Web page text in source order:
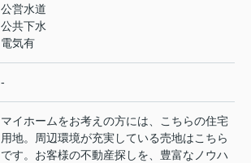
公営水道
公共下水
電気有
-
マイホームをお考えの方には、こちらの住宅
用地。周辺環境が充実している売地はこちら
です。お客様の不動産探しを、豊富なノウハ